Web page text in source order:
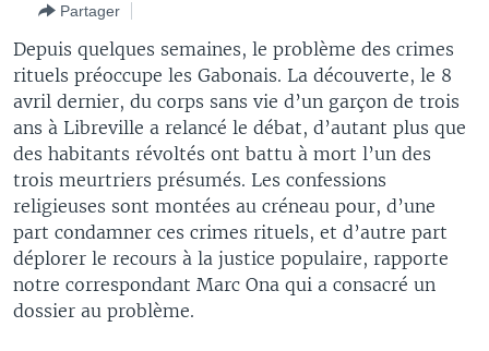
Retour
recherche
SPORT
WASHINGTON FORUM
CORRESPONDANT VOA
FOCUS SAHEL
REPORTAGES
VOUS + NOUS
CARNET DE SANTÉ
À VOTRE AVIS
VOTRE SANTÉ VOTRE AVENIR
LE MONDE AU FÉMININ
L'AMÉRIQUE ET VOUS
DIALOGUE DES RELIGIONS
RM SHOW
BAMBARA
FULFULDE
LINGALA
SANGO
Apprenez L'anglais
SUIVEZ-NOUS
Langues
Partager
Depuis quelques semaines, le problème des crimes
rituels préoccupe les Gabonais. La découverte, le 8
avril dernier, du corps sans vie d’un garçon de trois
ans à Libreville a relancé le débat, d’autant plus que
des habitants révoltés ont battu à mort l’un des
trois meurtriers présumés. Les confessions
religieuses sont montées au créneau pour, d’une
part condamner ces crimes rituels, et d’autre part
déplorer le recours à la justice populaire, rapporte
notre correspondant Marc Ona qui a consacré un
dossier au problème.